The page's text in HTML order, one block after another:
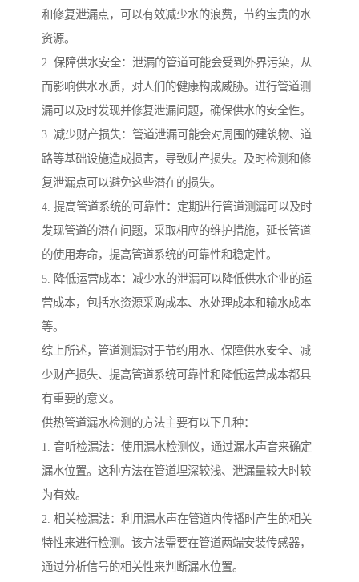
和修复泄漏点，可以有效减少水的浪费，节约宝贵的水
资源。
2. 保障供水安全：泄漏的管道可能会受到外界污染，从
而影响供水水质，对人们的健康构成威胁。进行管道测
漏可以及时发现并修复泄漏问题，确保供水的安全性。
3. 减少财产损失：管道泄漏可能会对周围的建筑物、道
路等基础设施造成损害，导致财产损失。及时检测和修
复泄漏点可以避免这些潜在的损失。
4. 提高管道系统的可靠性：定期进行管道测漏可以及时
发现管道的潜在问题，采取相应的维护措施，延长管道
的使用寿命，提高管道系统的可靠性和稳定性。
5. 降低运营成本：减少水的泄漏可以降低供水企业的运
营成本，包括水资源采购成本、水处理成本和输水成本
等。
综上所述，管道测漏对于节约用水、保障供水安全、减
少财产损失、提高管道系统可靠性和降低运营成本都具
有重要的意义。
供热管道漏水检测的方法主要有以下几种：
1. 音听检漏法：使用漏水检测仪，通过漏水声音来确定
漏水位置。这种方法在管道埋深较浅、泄漏量较大时较
为有效。
2. 相关检漏法：利用漏水声在管道内传播时产生的相关
特性来进行检测。该方法需要在管道两端安装传感器，
通过分析信号的相关性来判断漏水位置。